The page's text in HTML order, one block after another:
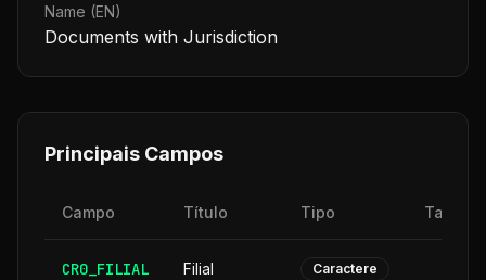
Name (EN)
Documents with Jurisdiction
Principais Campos
Campo Título Tipo
CR0_FILIAL Filial Caractere